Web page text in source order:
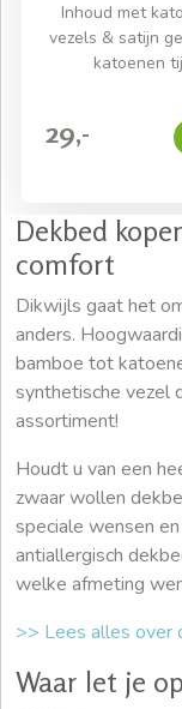
Inhoud met
vezels & satijn
katoenen
29,-
Dekbed
comfort
Dikwijls gaat het
anders.
bamboe tot
synthetische vezel
assortiment!
Houdt u van een
zwaar wollen
speciale wensen
antiallergisch
welke afmeting
>> Lees alles over
Waar let je